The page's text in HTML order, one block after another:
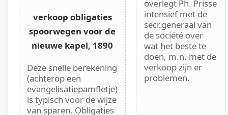
verkoop obligaties
spoorwegen voor de
nieuwe kapel, 1890
Deze snelle berekening
(achterop een
evangelisatiepamfletje)
is typisch voor de wijze
van sparen. Obligaties
overlegt Ph. Prisse
intensief met de
secr.generaal van
de société over
wat het beste te
doen, m.n. met de
verkoop zijn er
problemen.